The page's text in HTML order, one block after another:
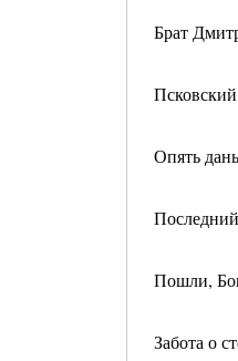
Брат
Опять
Пошли,
Забота о